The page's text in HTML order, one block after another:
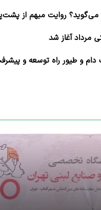
می‌گوید؟ روایت مبهم از
مرداد آغاز شد
و طیور راه توسعه و